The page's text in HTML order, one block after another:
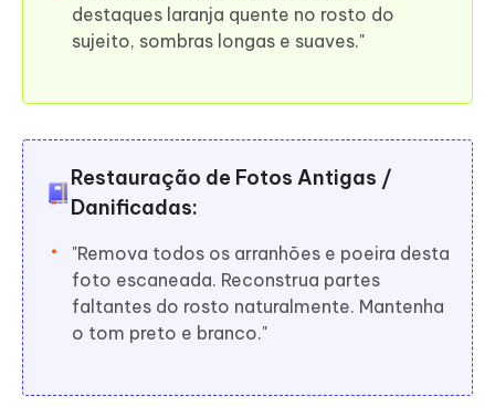
destaques laranja quente no rosto do
sujeito, sombras longas e suaves."
Restauração de Fotos Antigas /
Danificadas:
"Remova todos os arranhões e poeira desta
foto escaneada. Reconstrua partes
faltantes do rosto naturalmente. Mantenha
o tom preto e branco."